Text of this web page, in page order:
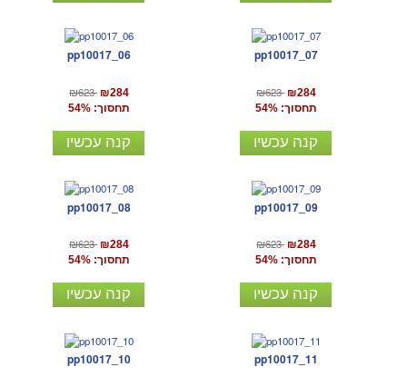
pp10017_06
₪623 ₪284
תחסוך: 54%
קנה עכשיו
pp10017_07
₪623 ₪284
תחסוך: 54%
קנה עכשיו
pp10017_08
₪623 ₪284
תחסוך: 54%
קנה עכשיו
pp10017_09
₪623 ₪284
תחסוך: 54%
קנה עכשיו
pp10017_10 pp10017_11